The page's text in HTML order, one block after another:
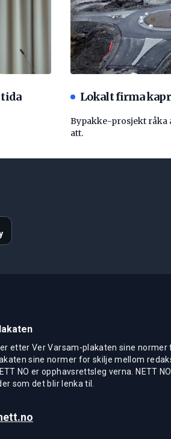
Lokalt firma
Bypakke-prosjekt råka
att.
etter Ver Varsam-plakaten sine
sine normer for skilje mellom
NO er opphavsrettsleg verna. NETT
som det blir lenka til.